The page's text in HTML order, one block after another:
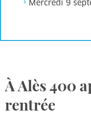
Mercredi 9
À Alès 400
rentrée